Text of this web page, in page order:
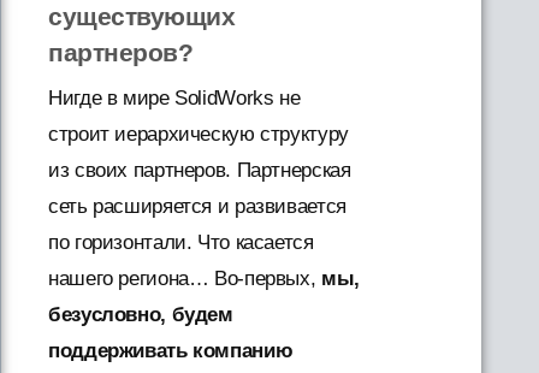
существующих
партнеров?
Нигде в мире SolidWorks не
строит иерархическую структуру
из своих партнеров. Партнерская
сеть расширяется и развивается
по горизонтали. Что касается
нашего региона… Во-первых, мы,
безусловно, будем
поддерживать компанию